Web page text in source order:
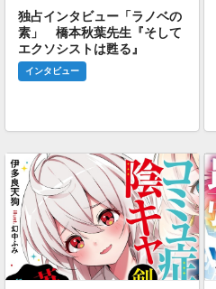
独占インタビュー「ラノベの
素」 橋本秋葉先生『そして
エクソシストは甦る』
インタビュー